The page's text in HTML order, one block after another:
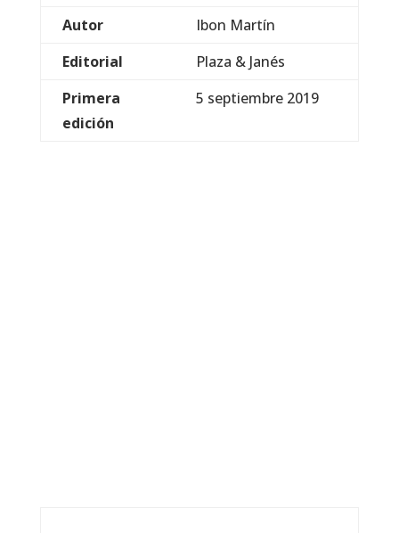
Autor
Ibon Martín
Editorial
Plaza & Janés
Primera
edición
5 septiembre 2019